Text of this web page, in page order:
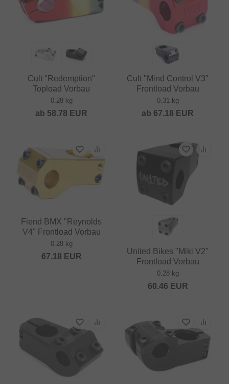
Cult "Redemption"
Topload Vorbau
0.28 kg
ab 58.78 EUR
Cult "Mind Control V3"
Frontload Vorbau
0.31 kg
ab 67.18 EUR
Fiend BMX "Reynolds
V4" Frontload Vorbau
0.28 kg
67.18 EUR
United Bikes "Miki V2"
Frontload Vorbau
0.28 kg
60.46 EUR